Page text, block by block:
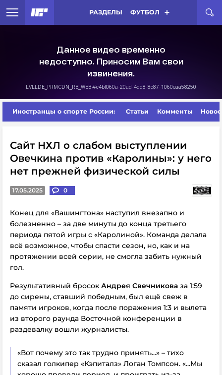
РАЗДЕЛЫ ФУТБОЛ
Иностранцы о спорте России: Статьи Комменты
Сайт НХЛ о слабом выступлении
Овечкина против «Каролины»: у него
нет прежней физической силы
17.05.2025 0
Конец для «Вашингтона» наступил внезапно и
болезненно – за две минуты до конца третьего
периода пятой игры с «Каролиной». Команда делала
всё возможное, чтобы спасти сезон, но, как и на
протяжении всей серии, не смогла забить нужный
гол.
Результативный бросок Андрея Свечникова за 1:59
до сирены, ставший победным, был ещё свеж в
памяти игроков, когда после поражения 1:3 и вылета
из второго раунда Восточной конференции в
раздевалку вошли журналисты.
«Вот почему это так трудно принять...» – тихо
сказал голкипер «Кэпиталз» Логан Томпсон. «...Мы